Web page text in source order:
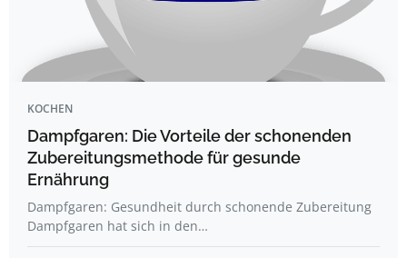
KOCHEN
Dampfgaren: Die Vorteile der schonenden
Zubereitungsmethode für gesunde
Ernährung
Dampfgaren: Gesundheit durch schonende Zubereitung
Dampfgaren hat sich in den…